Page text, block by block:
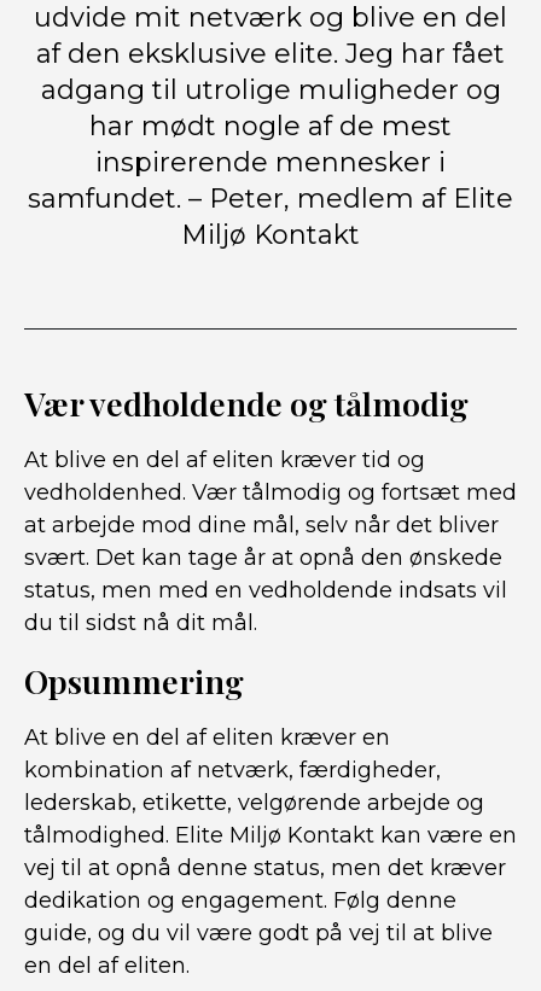
udvide mit netværk og blive en del
af den eksklusive elite. Jeg har fået
adgang til utrolige muligheder og
har mødt nogle af de mest
inspirerende mennesker i
samfundet. – Peter, medlem af Elite
Miljø Kontakt
Vær vedholdende og tålmodig
At blive en del af eliten kræver tid og
vedholdenhed. Vær tålmodig og fortsæt med
at arbejde mod dine mål, selv når det bliver
svært. Det kan tage år at opnå den ønskede
status, men med en vedholdende indsats vil
du til sidst nå dit mål.
Opsummering
At blive en del af eliten kræver en
kombination af netværk, færdigheder,
lederskab, etikette, velgørende arbejde og
tålmodighed. Elite Miljø Kontakt kan være en
vej til at opnå denne status, men det kræver
dedikation og engagement. Følg denne
guide, og du vil være godt på vej til at blive
en del af eliten.